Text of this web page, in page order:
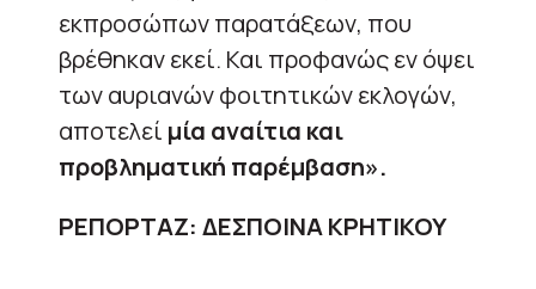
εκπροσώπων παρατάξεων, που
βρέθηκαν εκεί. Και προφανώς εν όψει
των αυριανών φοιτητικών εκλογών,
αποτελεί μία αναίτια και
προβληματική παρέμβαση».
ΡΕΠΟΡΤΑΖ: ΔΕΣΠΟΙΝΑ ΚΡΗΤΙΚΟΥ